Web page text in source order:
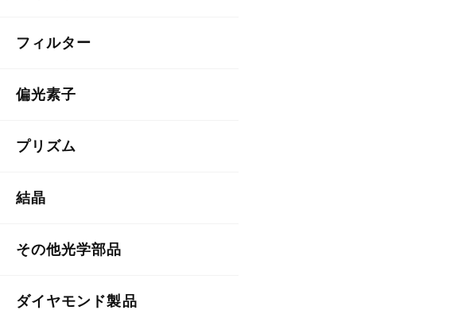
フィルター
偏光素子
プリズム
結晶
その他光学部品
ダイヤモンド製品